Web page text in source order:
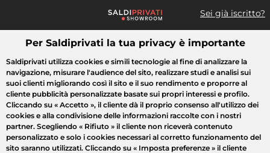
Sei già iscritto?
Cosa cerchi?
Tutte le vendite Moda Casa Bellezza Elettrodomestici
Per Saldiprivati la tua privacy è importante
Saldiprivati utilizza cookies e simili tecnologie al fine di analizzare la
navigazione, misurare l'audience del sito, realizzare studi e analisi sui
suoi clienti migliorando così il sito e il suo rendimento e proporre al
cliente pubblicità personalizzate basate sui propri interessi e profilo.
Cliccando su « Accetto », il cliente dà il proprio consenso all'utilizzo dei
cookies e alla condivisione delle informazioni raccolte con i nostri
partner. Scegliendo « Rifiuto » il cliente non riceverà contenuto
personalizzato e solo i cookies necessari al corretto funzionamento del
sito saranno utilizzati. Cliccando su « Imposta preferenze » il cliente